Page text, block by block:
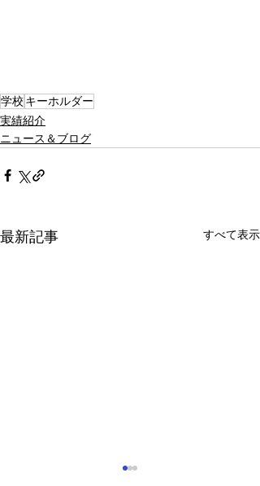
学校 キーホルダー
実績紹介
ニュース＆ブログ
最新記事 すべて表示